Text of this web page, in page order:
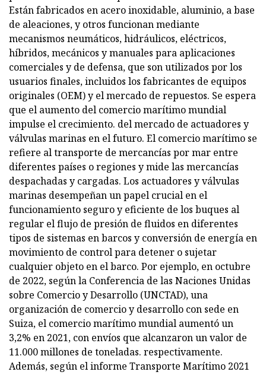
Están fabricados en acero inoxidable, aluminio, a base
de aleaciones, y otros funcionan mediante
mecanismos neumáticos, hidráulicos, eléctricos,
híbridos, mecánicos y manuales para aplicaciones
comerciales y de defensa, que son utilizados por los
usuarios finales, incluidos los fabricantes de equipos
originales (OEM) y el mercado de repuestos. Se espera
que el aumento del comercio marítimo mundial
impulse el crecimiento. del mercado de actuadores y
válvulas marinas en el futuro. El comercio marítimo se
refiere al transporte de mercancías por mar entre
diferentes países o regiones y mide las mercancías
despachadas y cargadas. Los actuadores y válvulas
marinas desempeñan un papel crucial en el
funcionamiento seguro y eficiente de los buques al
regular el flujo de presión de fluidos en diferentes
tipos de sistemas en barcos y conversión de energía en
movimiento de control para detener o sujetar
cualquier objeto en el barco. Por ejemplo, en octubre
de 2022, según la Conferencia de las Naciones Unidas
sobre Comercio y Desarrollo (UNCTAD), una
organización de comercio y desarrollo con sede en
Suiza, el comercio marítimo mundial aumentó un
3,2% en 2021, con envíos que alcanzaron un valor de
11.000 millones de toneladas. respectivamente.
Además, según el informe Transporte Marítimo 2021